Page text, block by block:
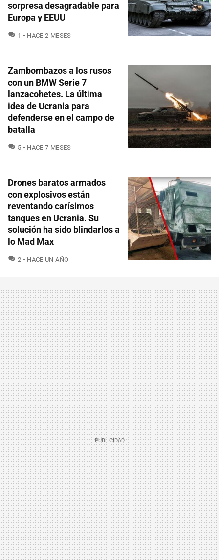
sorpresa desagradable para
Europa y EEUU
1 COMENTARIOS
HACE 2 MESES
Zambombazos a los rusos
con un BMW Serie 7
lanzacohetes. La última
idea de Ucrania para
defenderse en el campo de
batalla
5 COMENTARIOS
HACE 7 MESES
Drones baratos armados
con explosivos están
reventando carísimos
tanques en Ucrania. Su
solución ha sido blindarlos a
lo Mad Max
2 COMENTARIOS
HACE UN AÑO